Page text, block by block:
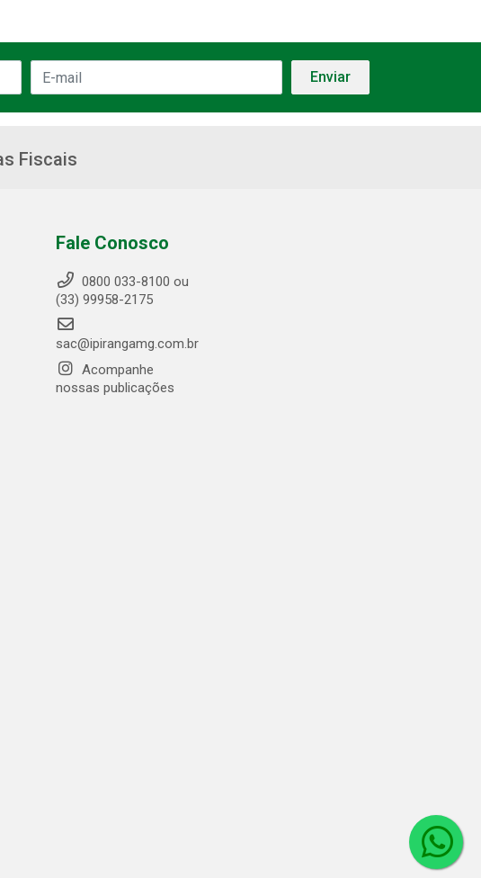
Fiscais
Fale Conosco
0800 033-8100 ou
(33) 99958-2175
sac@ipirangamg.com.br
Acompanhe
nossas publicações